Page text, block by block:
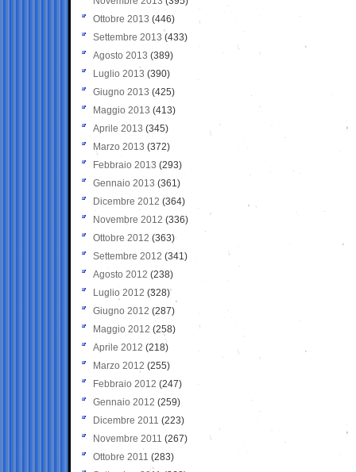
Ottobre 2013 (446)
Settembre 2013 (433)
Agosto 2013 (389)
Luglio 2013 (390)
Giugno 2013 (425)
Maggio 2013 (413)
Aprile 2013 (345)
Marzo 2013 (372)
Febbraio 2013 (293)
Gennaio 2013 (361)
Dicembre 2012 (364)
Novembre 2012 (336)
Ottobre 2012 (363)
Settembre 2012 (341)
Agosto 2012 (238)
Luglio 2012 (328)
Giugno 2012 (287)
Maggio 2012 (258)
Aprile 2012 (218)
Marzo 2012 (255)
Febbraio 2012 (247)
Gennaio 2012 (259)
Dicembre 2011 (223)
Novembre 2011 (267)
Ottobre 2011 (283)